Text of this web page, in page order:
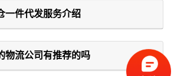
一件代发服务介绍
物流公司有推荐的吗